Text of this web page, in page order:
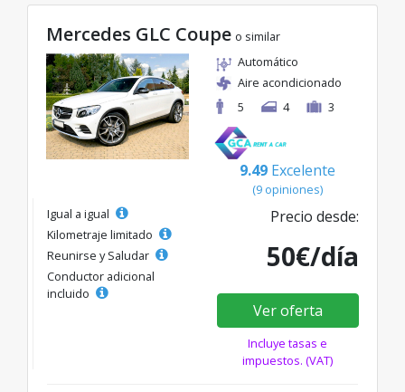
Mercedes GLC Coupe o similar
Automático
Aire acondicionado
5
4 3
9.49 Excelente
(9 opiniones)
Igual a igual
Kilometraje limitado
Reunirse y Saludar
Conductor adicional
incluido
Precio desde:
50€/día
Ver oferta
Incluye tasas e
impuestos. (VAT)